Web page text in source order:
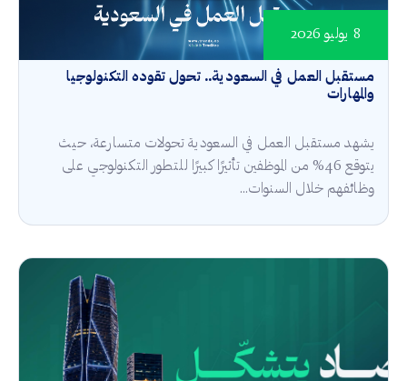
مستقبل العمل في السعودية.. تحول تقوده التكنولوجيا
والمهارات
8 يوليو 2026
يشهد مستقبل العمل في السعودية تحولات متسارعة، حيث
يتوقع 46% من الموظفين تأثيرًا كبيرًا للتطور التكنولوجي على
وظائفهم خلال السنوات...